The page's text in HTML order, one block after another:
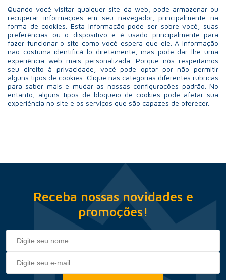
Quando você visitar qualquer site da web, pode armazenar ou
recuperar informações em seu navegador, principalmente na
forma de cookies. Esta informação pode ser sobre você, suas
preferências ou o dispositivo e é usado principalmente para
fazer funcionar o site como você espera que ele. A informação
não costuma identificá-lo diretamente, mas pode dar-lhe uma
experiência web mais personalizada. Porque nós respeitamos
seu direito à privacidade, você pode optar por não permitir
alguns tipos de cookies. Clique nas categorias diferentes rubricas
para saber mais e mudar as nossas configurações padrão. No
entanto, alguns tipos de bloqueio de cookies pode afetar sua
experiência no site e os serviços que são capazes de oferecer.
Receba nossas novidades e
promoções!